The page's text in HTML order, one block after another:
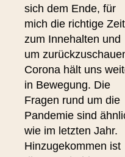
sich dem Ende, für
mich die richtige Zeit
zum Innehalten und
um
Corona hält uns
in Bewegung. Die
Fragen rund um die
Pandemie sind
wie im letzten Jahr.
Hinzugekommen ist